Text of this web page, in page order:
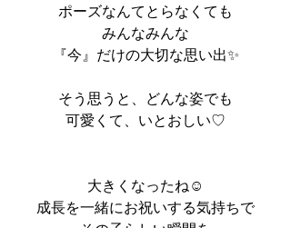
ポーズなんてとらなくても
みんなみんな
『今』だけの大切な思い出✨
そう思うと、どんな姿でも
可愛くて、いとおしい♡
大きくなったね☺︎
成長を一緒にお祝いする気持ちで